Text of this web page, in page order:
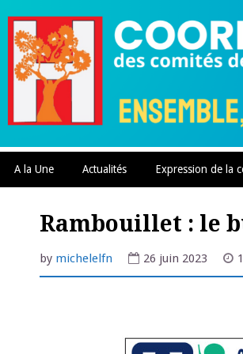
content
A la Une Actualités Expression de la
Rambouillet : le
by michelelfn 26 juin 2023